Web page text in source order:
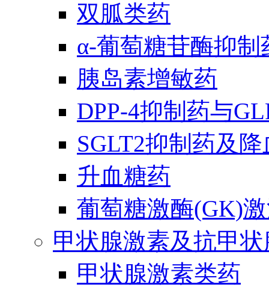
双胍类药
α-葡萄糖苷酶抑制
胰岛素增敏药
DPP-4抑制药与
SGLT2抑制药及
升血糖药
葡萄糖激酶(GK)
甲状腺激素及抗甲
甲状腺激素类药